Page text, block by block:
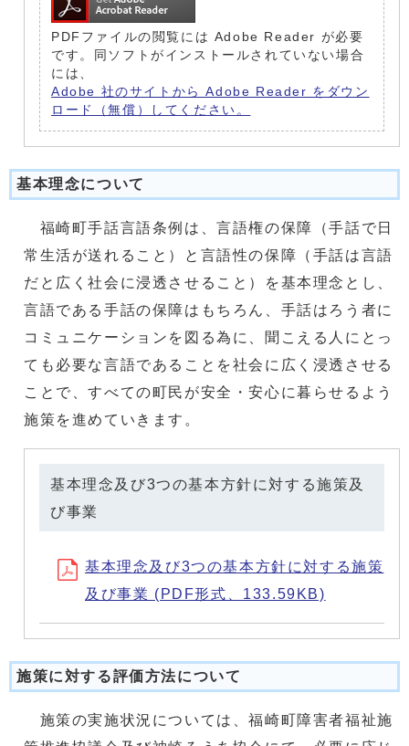
PDFファイルの閲覧には Adobe Reader が必要
です。同ソフトがインストールされていない場合
には、
Adobe 社のサイトから Adobe Reader をダウン
ロード（無償）してください。
基本理念について
福崎町手話言語条例は、言語権の保障（手話で日
常生活が送れること）と言語性の保障（手話は言語
だと広く社会に浸透させること）を基本理念とし、
言語である手話の保障はもちろん、手話はろう者に
コミュニケーションを図る為に、聞こえる人にとっ
ても必要な言語であることを社会に広く浸透させる
ことで、すべての町民が安全・安心に暮らせるよう
施策を進めていきます。
基本理念及び3つの基本方針に対する施策及
び事業
基本理念及び3つの基本方針に対する施策
及び事業 (PDF形式、133.59KB)
施策に対する評価方法について
施策の実施状況については、福崎町障害者福祉施